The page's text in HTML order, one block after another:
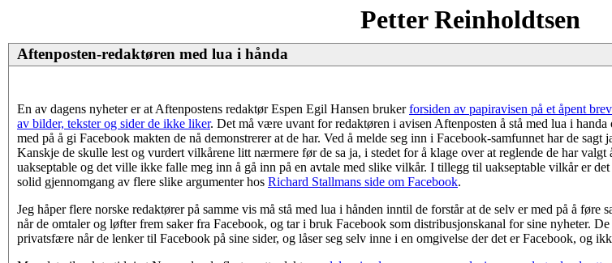
Petter Reinholdtsen
Aftenposten-redaktøren med lua i hånda
En av dagens nyheter er at Aftenpostens redaktør Espen Egil Hansen brukerforsiden av papiravisen på et åpent
av bilder, tekster og sider de ikke liker. Det må være uvant for redaktøren i avisen Aftenposten å stå med lua i
med på å gi Facebook makten de nå demonstrerer at de har. Ved å melde seg inn i Facebook-samfunnet har de
Kanskje de skulle lest og vurdert vilkårene litt nærmere før de sa ja, i stedet for å klage over at reglende de har
uakseptable og det ville ikke falle meg inn å gå inn på en avtale med slike vilkår. I tillegg til uakseptable vilkår er
solid gjennomgang av flere slike argumenter hos Richard Stallmans side om Facebook.
Jeg håper flere norske redaktører på samme vis må stå med lua i hånden inntil de forstår at de selv er med på å
når de omtaler og løfter frem saker fra Facebook, og tar i bruk Facebook som distribusjonskanal for sine nyheter.
privatsfære når de lenker til Facebook på sine sider, og låser seg selv inne i en omgivelse der det er Facebook, og